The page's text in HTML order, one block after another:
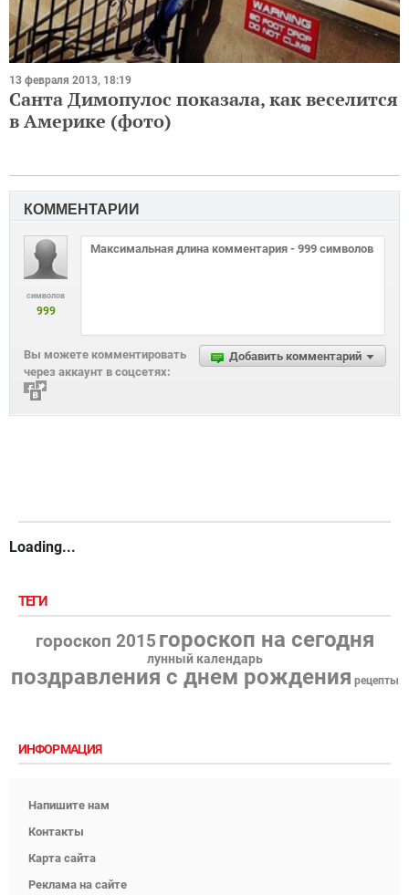
13 февраля 2013, 18:19
Санта Димопулос показала, как веселится
в Америке (фото)
КОММЕНТАРИИ
символов
999
Добавить комментарий
Вы можете комментировать
через аккаунт в соцсетях:
Loading...
ТЕГИ
гороскоп 2015 гороскоп на сегодня
лунный календарь
поздравления с днем рождения рецепты
ИНФОРМАЦИЯ
Напишите нам
Контакты
Карта сайта
Реклама на сайте